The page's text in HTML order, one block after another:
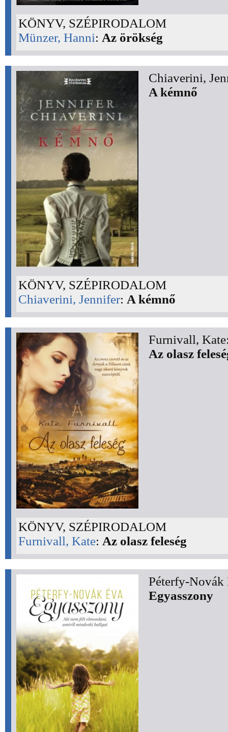
KÖNYV, SZÉPIRODALOM
Münzer, Hanni: Az örökség
Chiaverini,
A kémnő
KÖNYV, SZÉPIRODALOM
Chiaverini, Jennifer: A kémnő
Furnivall,
Az olasz
KÖNYV, SZÉPIRODALOM
Furnivall, Kate: Az olasz feleség
Péterfy-Novák
Egyasszony